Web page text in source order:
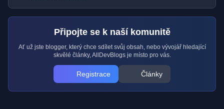
Připojte se k naší komunitě
Ať už jste blogger, který chce sdílet svůj obsah, nebo vývojář hledající
skvělé články, AllDevBlogs je místo pro vás.
Registrace Články